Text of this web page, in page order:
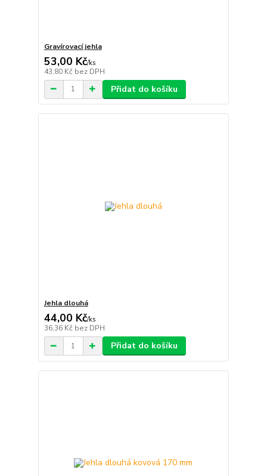
Gravírovací jehla
53,00 Kč/ks
43,80 Kč bez DPH
Přidat do košíku
Jehla dlouhá
44,00 Kč/ks
36,36 Kč bez DPH
Přidat do košíku